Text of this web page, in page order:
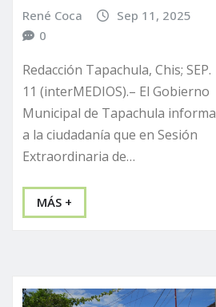
René Coca
Sep 11, 2025
0
Redacción Tapachula, Chis; SEP.
11 (interMEDIOS).– El Gobierno
Municipal de Tapachula informa
a la ciudadanía que en Sesión
Extraordinaria de…
MÁS +